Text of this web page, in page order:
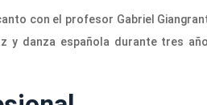
con el profesor Gabriel
y danza española durante tres